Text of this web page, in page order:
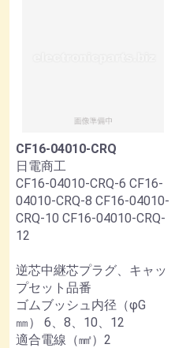
CF16-04010-CRQ
日電商工
CF16-04010-CRQ-6 CF16-
04010-CRQ-8 CF16-04010-
CRQ-10 CF16-04010-CRQ-
12
逆芯中継芯プラグ、キャッ
プセット品番
ゴムブッシュ内径（φG
㎜） 6、8、10、12
適合電線（㎟）2